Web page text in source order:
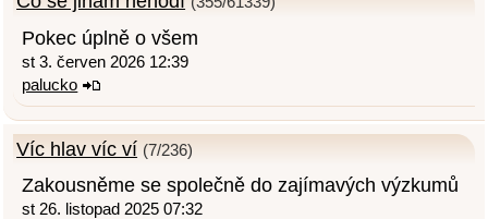
Pokec úplně o všem
st 3. červen 2026 12:39
palucko
Víc hlav víc ví (7/236)
Zakousněme se společně do zajímavých výzkumů
st 26. listopad 2025 07:32